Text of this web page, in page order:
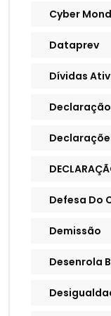
Cyber
Dataprev
Dívidas
Defesa Do
Demissão
Desenrola